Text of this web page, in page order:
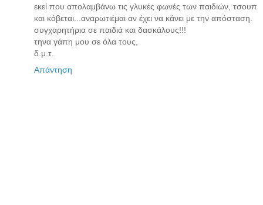
εκεί που απολαμβάνω τις γλυκές φωνές των παιδιών, τσουπ
και κόβεται...αναρωτιέμαι αν έχει να κάνει με την απόσταση.
συγχαρητήρια σε παιδιά και δασκάλους!!!
τηνα γάπη μου σε όλα τους,
δ.μ.τ.
Απάντηση